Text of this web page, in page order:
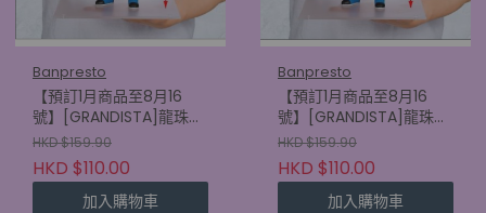
Banpresto
【預訂1月商品至8月16
號】[GRANDISTA]龍珠超
比魯斯 超級撒亞人神 超級
撒亞人孫悟空
(4580886900169)
HKD $159.90
HKD $110.00
加入購物車
Banpresto
【預訂1月商品至8月16
號】[GRANDISTA]龍珠超
比魯斯 超級撒亞人孫悟空
(4580886900152)
HKD $159.90
HKD $110.00
加入購物車